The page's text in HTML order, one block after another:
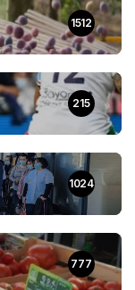
1512
215
1024
777